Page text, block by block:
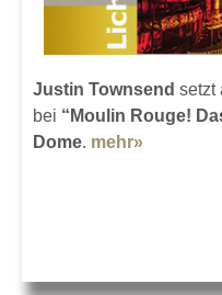
Justin Townsend setzt
bei “Moulin Rouge!
Dome. mehr»